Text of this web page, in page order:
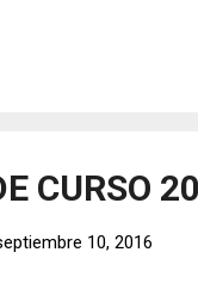
CURSO
10, 2016